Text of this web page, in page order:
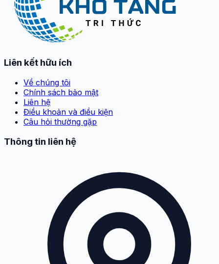
Liên kết hữu ích
Về chúng tôi
Chính sách bảo mật
Liên hệ
Điều khoản và điều kiện
Câu hỏi thường gặp
Thông tin liên hệ